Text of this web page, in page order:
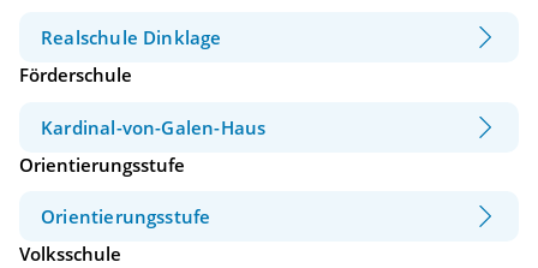
Realschule Dinklage
Förderschule
Kardinal-von-Galen-Haus
Orientierungsstufe
Orientierungsstufe
Volksschule